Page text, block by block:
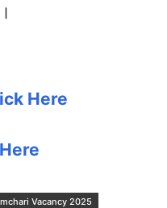
Here
Vacancy 2025